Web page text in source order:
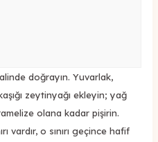
doğrayın. Yuvarlak,
zeytinyağı ekleyin; yağ
olana kadar pişirin.
vardır, o sınırı geçince hafif